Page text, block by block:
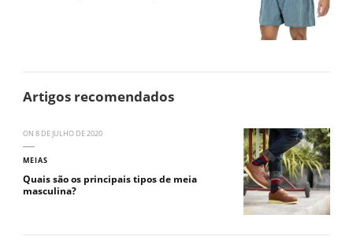
Artigos recomendados
ON 8 DE JULHO DE 2020
MEIAS
Quais são os principais tipos de meia
masculina?